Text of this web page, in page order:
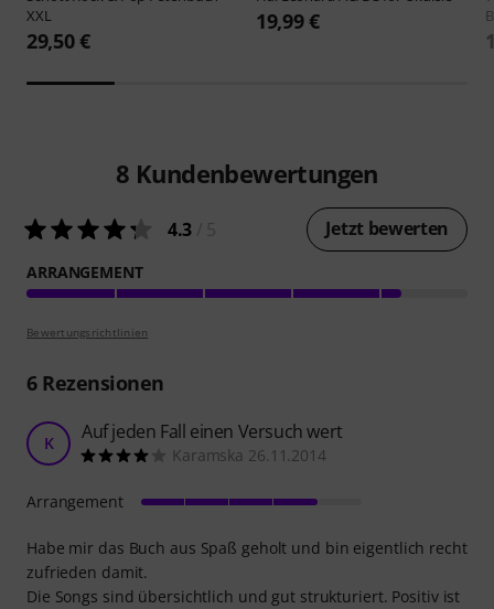
XXL
29,50 €
19,99 €
8 Kundenbewertungen
4.3 Jetzt bewerten
ARRANGEMENT
Bewertungsrichtlinien
6Rezensionen
K Auf jeden Fall einen Versuch wert
Karamska 26.11.2014
Habe mir das Buch aus Spaß geholt und bin eigentlich recht
zufrieden damit.
Die Songs sind übersichtlich und gut strukturiert. Positiv ist
Arrangement